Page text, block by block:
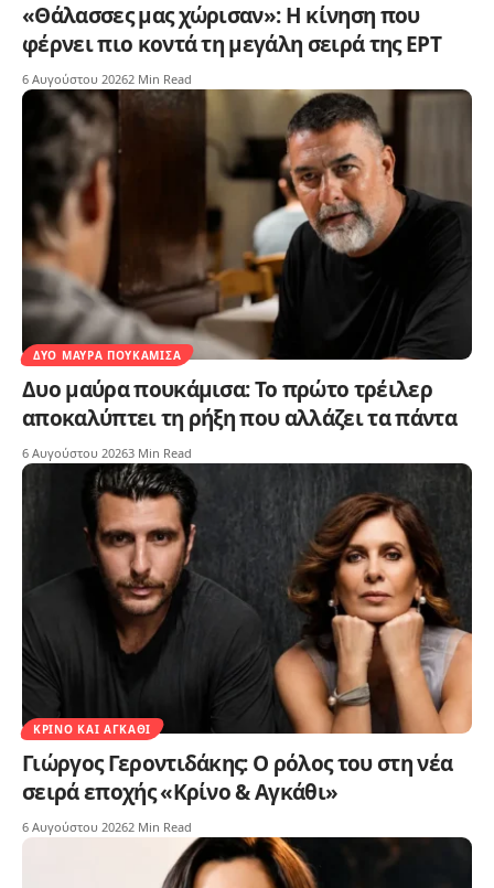
«Θάλασσες μας χώρισαν»: Η κίνηση που
φέρνει πιο κοντά τη μεγάλη σειρά της ΕΡΤ
6 Αυγούστου 20262 Min Read
ΔΥΟ ΜΑΎΡΑ ΠΟΥΚΆΜΙΣΑ
Δυο μαύρα πουκάμισα: Το πρώτο τρέιλερ
αποκαλύπτει τη ρήξη που αλλάζει τα πάντα
6 Αυγούστου 20263 Min Read
ΚΡΊΝΟ ΚΑΙ ΑΓΚΆΘΙ
Γιώργος Γεροντιδάκης: Ο ρόλος του στη νέα
σειρά εποχής «Κρίνο & Αγκάθι»
6 Αυγούστου 20262 Min Read